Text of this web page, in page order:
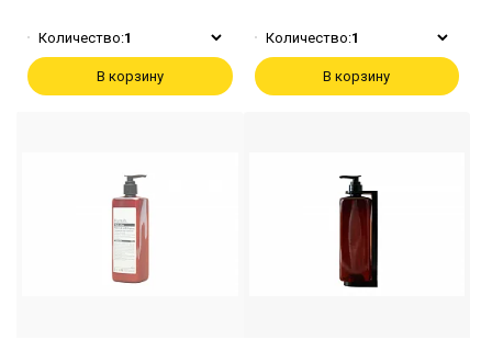
Количество:1
В корзину
Количество:1
В корзину